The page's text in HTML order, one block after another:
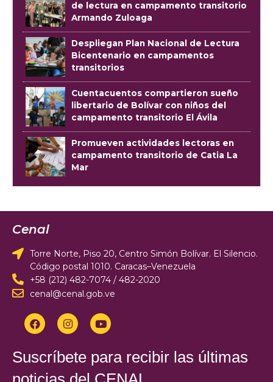
de lectura en campamento transitorio
Armando Zuloaga
Despliegan Plan Nacional de Lectura
Bicentenario en campamentos
transitorios
Cuentacuentos compartieron sueño
libertario de Bolívar con niños del
campamento transitorio El Ávila
Promueven actividades lectoras en
campamento transitorio de Catia La
Mar
Cenal
Torre Norte, Piso 20, Centro Simón Bolívar. El Silencio.
Código postal 1010. Caracas–Venezuela
+58 (212) 482-7074 / 482-2020
cenal@cenal.gob.ve
Suscríbete para recibir las últimas